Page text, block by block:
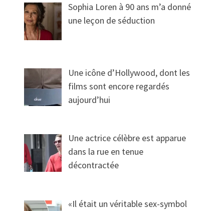
Sophia Loren à 90 ans m’a donné
une leçon de séduction
Une icône d’Hollywood, dont les
films sont encore regardés
aujourd’hui
Une actrice célèbre est apparue
dans la rue en tenue
décontractée
«Il était un véritable sex-symbol